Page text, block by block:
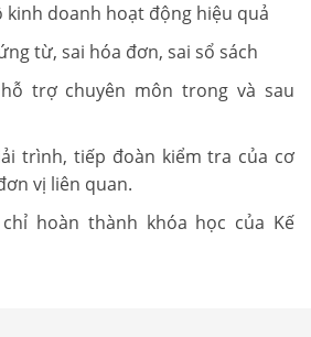
doanh hoạt động hiệu quả
từ, sai hóa đơn, sai sổ sách
trợ chuyên môn trong và sau
trình, tiếp đoàn kiểm tra của cơ
vị liên quan.
hoàn thành khóa học của Kế